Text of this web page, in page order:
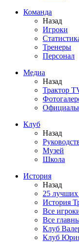
Команда
Назад
Игроки
Тренеры
Персонал
Медиа
Назад
Трактор
Клуб
Назад
Музей
Школа
История
Назад
25 лучших
История
Все
Все
Клуб
Клуб